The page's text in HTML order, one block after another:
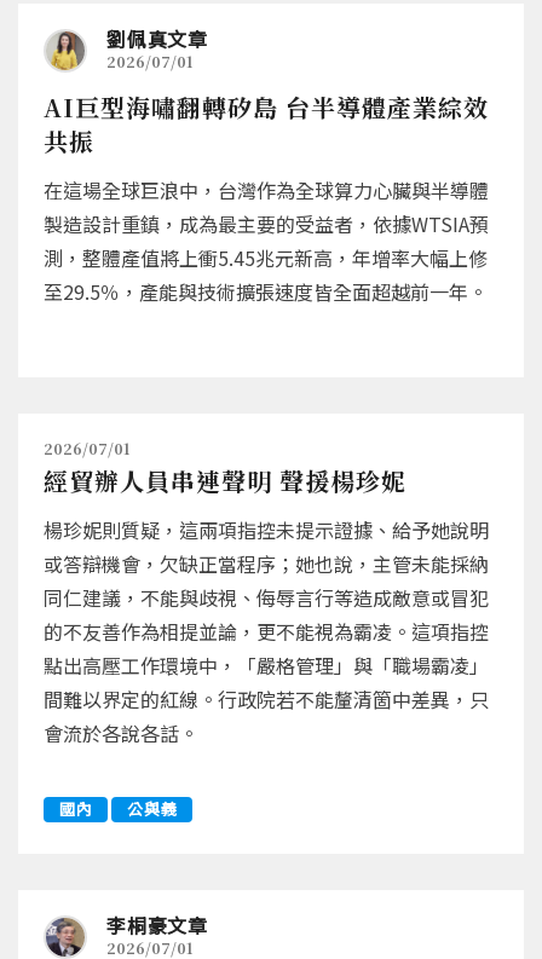
劉佩真文章
2026/07/01
AI巨型海嘯翻轉矽島 台半導體產業綜效
共振
在這場全球巨浪中，台灣作為全球算力心臟與半導體
製造設計重鎮，成為最主要的受益者，依據WTSIA預
測，整體產值將上衝5.45兆元新高，年增率大幅上修
至29.5％，產能與技術擴張速度皆全面超越前一年。
2026/07/01
經貿辦人員串連聲明 聲援楊珍妮
楊珍妮則質疑，這兩項指控未提示證據、給予她說明
或答辯機會，欠缺正當程序；她也說，主管未能採納
同仁建議，不能與歧視、侮辱言行等造成敵意或冒犯
的不友善作為相提並論，更不能視為霸凌。這項指控
點出高壓工作環境中，「嚴格管理」與「職場霸凌」
間難以界定的紅線。行政院若不能釐清箇中差異，只
會流於各說各話。
國內 公與義
李桐豪文章
2026/07/01